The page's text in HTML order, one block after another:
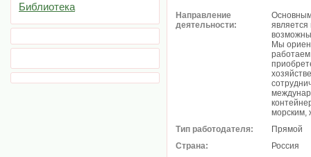
Библиотека
Направление
деятельности:
является
Мы
морским,
Тип работодателя:
Прямой
Страна:
Россия